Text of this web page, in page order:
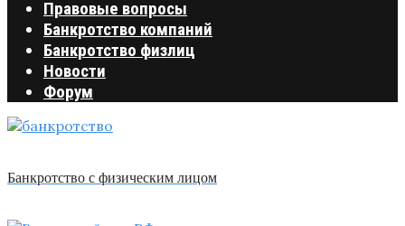
Правовые вопросы
Банкротство компаний
Банкротство физлиц
Новости
Форум
Банкротство с физическим лицом